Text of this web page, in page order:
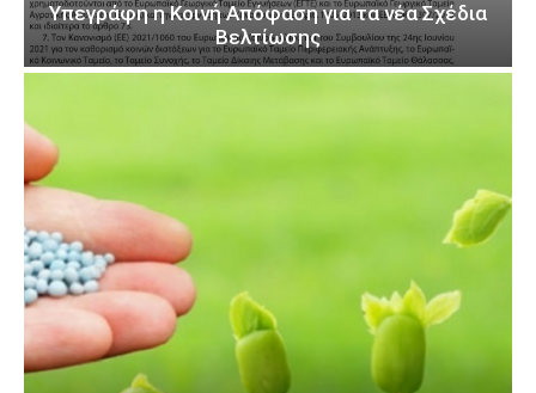
Υπεγράφη η Κοινή Απόφαση για τα νέα Σχέδια
Βελτίωσης